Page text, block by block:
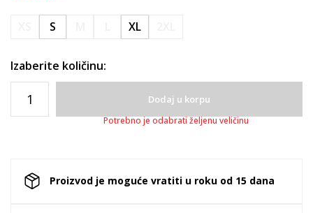
S XL
Izaberite količinu:
Dodaj u korpu
Potrebno je odabrati željenu veličinu
Proizvod je moguće vratiti u roku od 15 dana